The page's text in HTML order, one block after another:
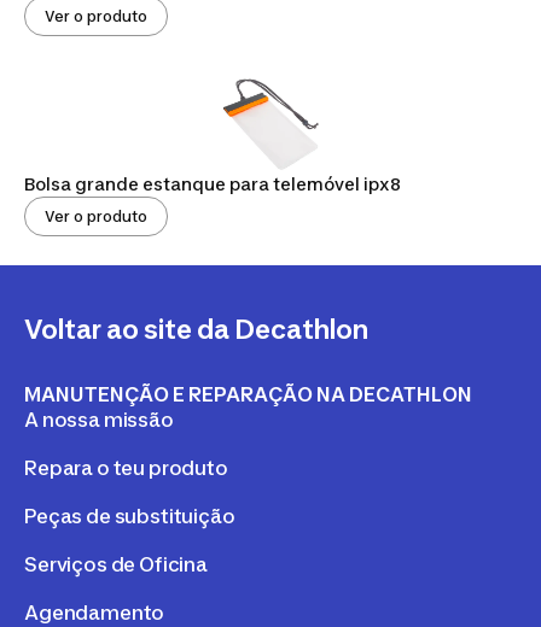
Ver o produto
Bolsa grande estanque para telemóvel ipx8
Ver o produto
Voltar ao site da Decathlon
MANUTENÇÃO E REPARAÇÃO NA DECATHLON
A nossa missão
Repara o teu produto
Peças de substituição
Serviços de Oficina
Agendamento